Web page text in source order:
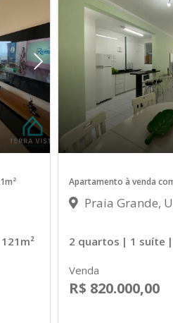
Apartamento à venda
Praia Grande,
2 quartos | 1 suíte
Venda
R$ 820.000,00